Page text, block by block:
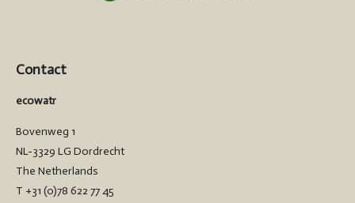
Contact
ecowatr
Bovenweg 1
NL-3329 LG Dordrecht
The Netherlands
T +31 (0)78 622 77 45